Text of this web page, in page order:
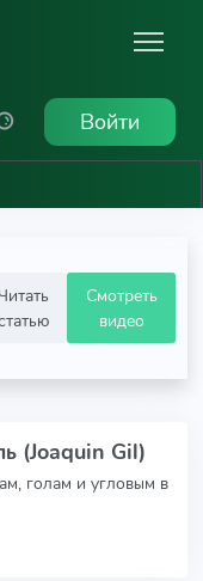
Войти
Смотреть
видео
(Joaquin Gil)
голам и угловым в